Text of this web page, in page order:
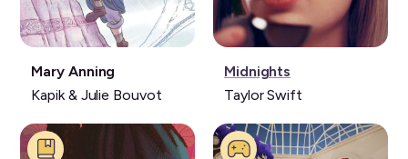
Livre:
Mary Anning
Kapik & Julie Bouvot
Musique:
Midnights
Taylor Swift